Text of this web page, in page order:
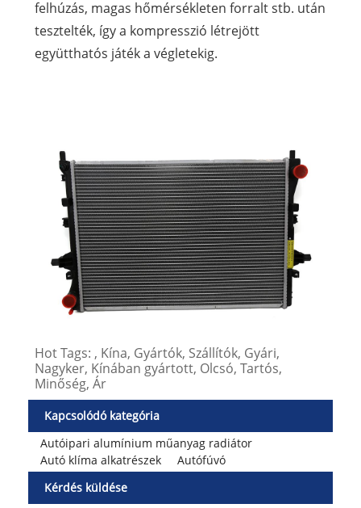
felhúzás, magas hőmérsékleten forralt stb. után
tesztelték, így a kompresszió létrejött
együtthatós játék a végletekig.
Hot Tags: , Kína, Gyártók, Szállítók, Gyári,
Nagyker, Kínában gyártott, Olcsó, Tartós,
Minőség, Ár
Kapcsolódó kategória
Autóipari alumínium műanyag radiátor
Autó klíma alkatrészek
Autófúvó
Kérdés küldése